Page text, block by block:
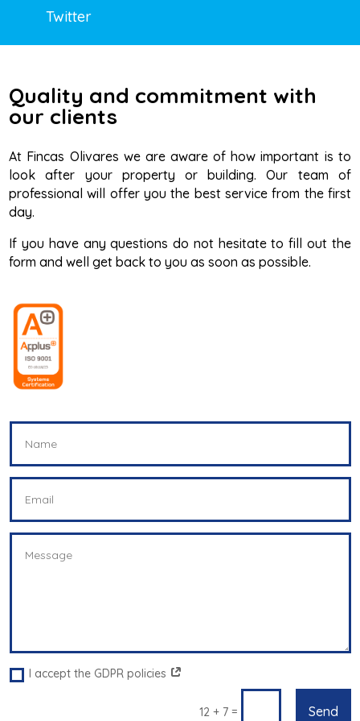
Twitter
Quality and commitment with
our clients
At Fincas Olivares we are aware of how important is to
look after your property or building. Our team of
professional will offer you the best service from the first
day.
If you have any questions do not hesitate to fill out the
form and well get back to you as soon as possible.
I accept the GDPR policies
12 + 7= Send